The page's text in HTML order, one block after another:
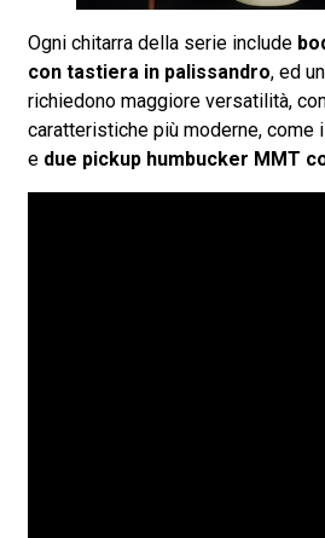
Ogni chitarra della serie include
con tastiera in palissandro, ed
richiedono maggiore versatilità,
caratteristiche più moderne, come il
e due pickup humbucker MMT